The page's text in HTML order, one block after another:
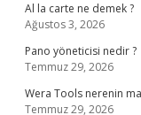
Al la carte ne demek ?
Ağustos 3, 2026
Pano yöneticisi nedir ?
Temmuz 29, 2026
Wera Tools nerenin
Temmuz 29, 2026